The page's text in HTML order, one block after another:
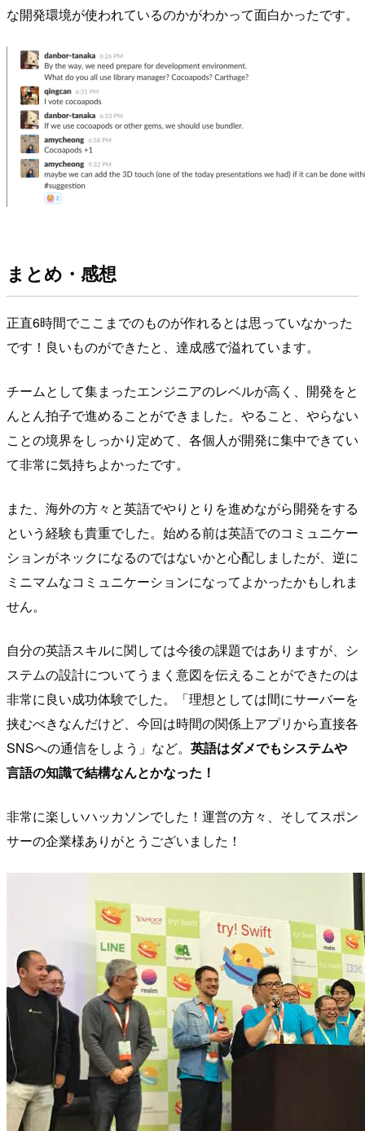
な開発環境が使われているのかがわかって面白かったです。
まとめ・感想
正直6時間でここまでのものが作れるとは思っていなかった
です！良いものができたと、達成感で溢れています。
チームとして集まったエンジニアのレベルが高く、開発をと
んとん拍子で進めることができました。やること、やらない
ことの境界をしっかり定めて、各個人が開発に集中できてい
て非常に気持ちよかったです。
また、海外の方々と英語でやりとりを進めながら開発をする
という経験も貴重でした。始める前は英語でのコミュニケー
ションがネックになるのではないかと心配しましたが、逆に
ミニマムなコミュニケーションになってよかったかもしれま
せん。
自分の英語スキルに関しては今後の課題ではありますが、シ
ステムの設計についてうまく意図を伝えることができたのは
非常に良い成功体験でした。「理想としては間にサーバーを
挟むべきなんだけど、今回は時間の関係上アプリから直接各
SNSへの通信をしよう」など。 英語はダメでもシステムや
言語の知識で結構なんとかなった！
非常に楽しいハッカソンでした！運営の方々、そしてスポン
サーの企業様ありがとうございました！